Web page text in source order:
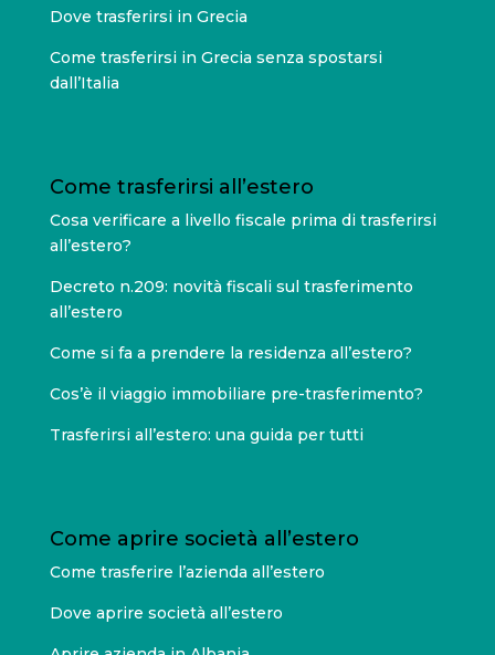
Dove trasferirsi in Grecia
Come trasferirsi in Grecia senza spostarsi
dall’Italia
Come trasferirsi all’estero
Cosa verificare a livello fiscale prima di trasferirsi
all’estero?
Decreto n.209: novità fiscali sul trasferimento
all’estero
Come si fa a prendere la residenza all’estero?
Cos’è il viaggio immobiliare pre-trasferimento?
Trasferirsi all’estero: una guida per tutti
Come aprire società all’estero
Come trasferire l’azienda all’estero
Dove aprire società all’estero